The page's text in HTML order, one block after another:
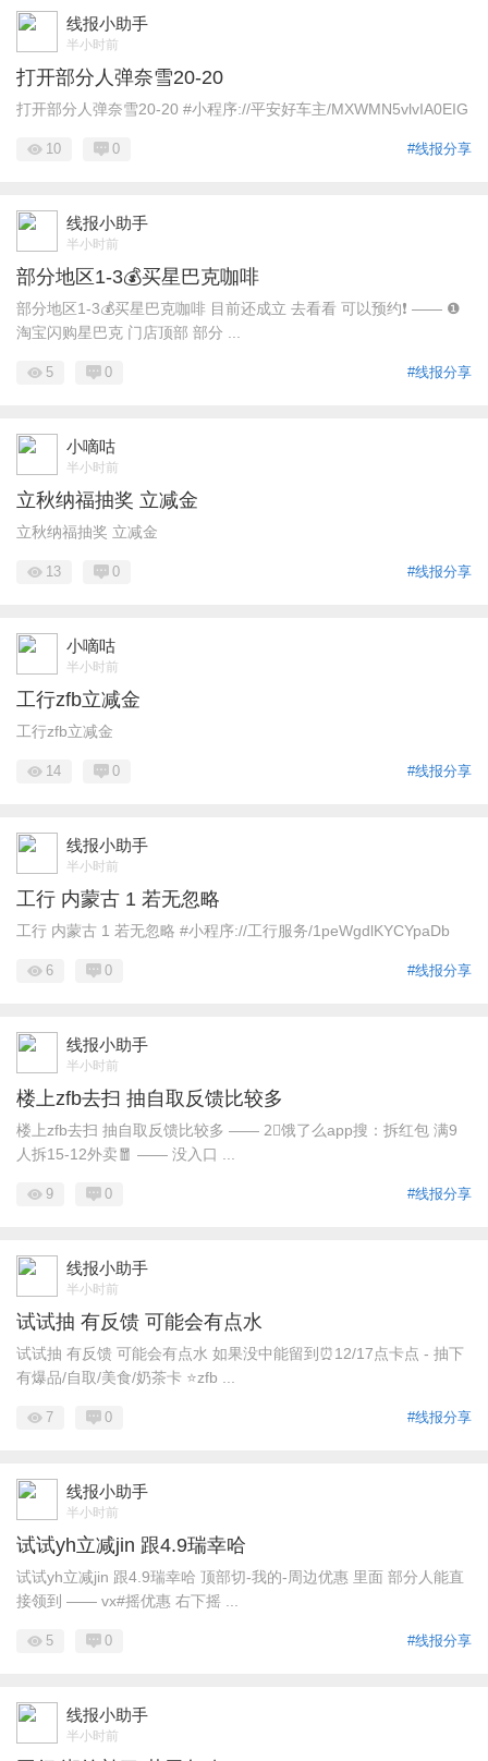
线报小助手
半小时前
打开部分人弹奈雪20-20
打开部分人弹奈雪20-20 #小程序://平安好车主/MXWMN5vlvIA0EIG
#线报分享
10 0
线报小助手
半小时前
部分地区1-3💰买星巴克咖啡
部分地区1-3💰买星巴克咖啡 目前还成立 去看看 可以预约❗ —— ❶
淘宝闪购星巴克 门店顶部 部分 ...
#线报分享
5 0
小嘀咕
半小时前
立秋纳福抽奖 立减金
立秋纳福抽奖 立减金
#线报分享
13 0
小嘀咕
半小时前
工行zfb立减金
工行zfb立减金
#线报分享
14 0
线报小助手
半小时前
工行 内蒙古 1 若无忽略
工行 内蒙古 1 若无忽略 #小程序://工行服务/1peWgdlKYCYpaDb
#线报分享
6 0
线报小助手
半小时前
楼上zfb去扫 抽自取反馈比较多
楼上zfb去扫 抽自取反馈比较多 —— 2⃣️饿了么app搜：拆红包 满9
人拆15-12外卖🧧 —— 没入口 ...
#线报分享
9 0
线报小助手
半小时前
试试抽 有反馈 可能会有点水
试试抽 有反馈 可能会有点水 如果没中能留到⏰12/17点卡点 - 抽下
有爆品/自取/美食/奶茶卡 ⭐zfb ...
#线报分享
7 0
线报小助手
半小时前
试试yh立减jin 跟4.9瑞幸哈
试试yh立减jin 跟4.9瑞幸哈 顶部切-我的-周边优惠 里面 部分人能直
接领到 —— vx#摇优惠 右下摇 ...
#线报分享
5 0
线报小助手
半小时前